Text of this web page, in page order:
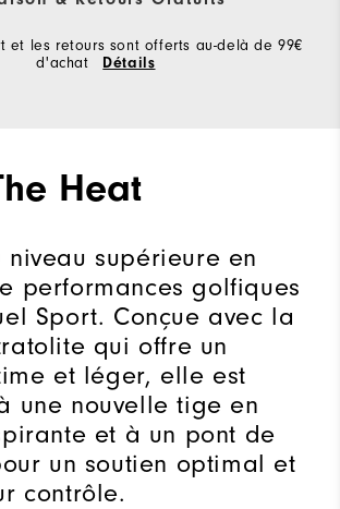
et les retours sont offerts au-delà de 99€
d'achat
Détails
Heat
niveau supérieure en
performances golfiques
Sport. Conçue avec la
qui offre un
et léger, elle est
une nouvelle tige en
et à un pont de
un soutien optimal et
contrôle.